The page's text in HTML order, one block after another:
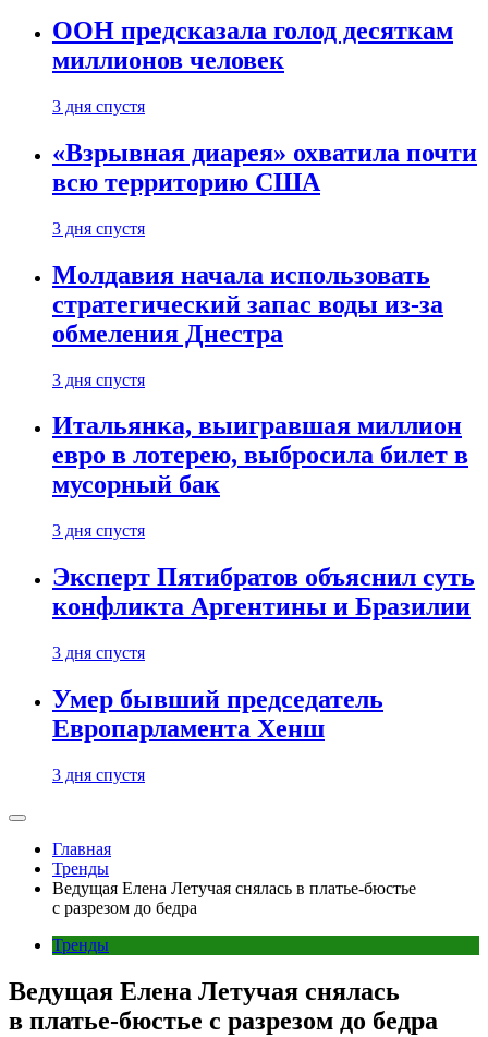
ООН предсказала голод десяткам
миллионов человек
3 дня спустя
«Взрывная диарея» охватила почти
всю территорию США
3 дня спустя
Молдавия начала использовать
стратегический запас воды из-за
обмеления Днестра
3 дня спустя
Итальянка, выигравшая миллион
евро в лотерею, выбросила билет в
мусорный бак
3 дня спустя
Эксперт Пятибратов объяснил суть
конфликта Аргентины и Бразилии
3 дня спустя
Умер бывший председатель
Европарламента Хенш
3 дня спустя
Главная
Тренды
Ведущая Елена Летучая снялась в платье-бюстье
с разрезом до бедра
Тренды
Ведущая Елена Летучая снялась
в платье-бюстье с разрезом до бедра